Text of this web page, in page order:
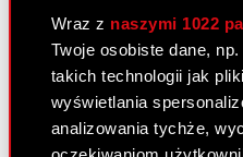
Wraz z naszymi 1022
Twoje osobiste dane,
takich technologii jak
wyświetlania
analizowania tychże,
Zobacz również:
Aktualności
Centrum